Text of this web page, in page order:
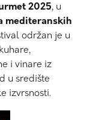
2025, u
mediteranskih
održan je u
i vinare iz
u središte
izvrsnosti.